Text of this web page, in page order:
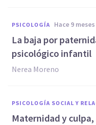
PSICOLOGÍA hace 9 meses
La baja por
psicológico infantil
Nerea Moreno
PSICOLOGÍA SOCIAL Y
Maternidad y